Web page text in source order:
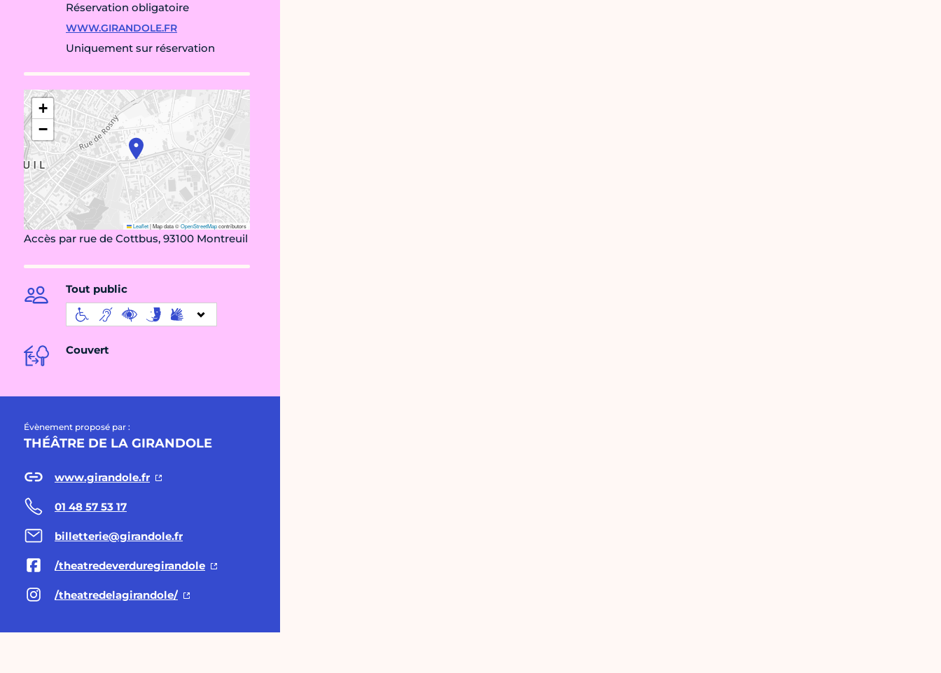
Réservation obligatoire
WWW.GIRANDOLE.FR
Uniquement sur réservation
+
−
Leaflet|Map data ©OpenStreetMapcontributors
Accès par rue de Cottbus, 93100 Montreuil
Tout public
Couvert
Évènement proposé par :
THÉÂTRE DE LA GIRANDOLE
www.girandole.fr
01 48 57 53 17
billetterie@girandole.fr
/theatredeverduregirandole
/theatredelagirandole/